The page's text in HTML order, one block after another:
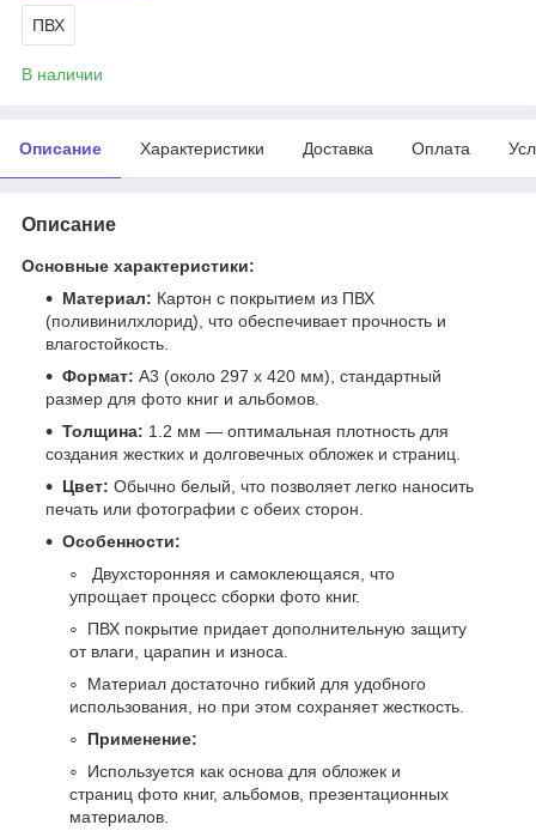
ПВХ
В наличии
Описание Характеристики Доставка Оплата
Описание
Основные характеристики:
Материал: Картон с покрытием из ПВХ
(поливинилхлорид), что обеспечивает прочность и
влагостойкость.
Формат: A3 (около 297 x 420 мм), стандартный
размер для фото книг и альбомов.
Толщина: 1.2 мм — оптимальная плотность для
создания жестких и долговечных обложек и страниц.
Цвет: Обычно белый, что позволяет легко наносить
печать или фотографии с обеих сторон.
Особенности:
Двухсторонняя и самоклеющаяся, что
упрощает процесс сборки фото книг.
ПВХ покрытие придает дополнительную защиту
от влаги, царапин и износа.
Материал достаточно гибкий для удобного
использования, но при этом сохраняет жесткость.
Применение:
Используется как основа для обложек и
страниц фото книг, альбомов, презентационных
материалов.